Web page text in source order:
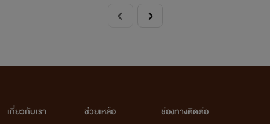
เกี่ยวกับเรา
ช่วยเหลือ
ช่องทางติดต่อ